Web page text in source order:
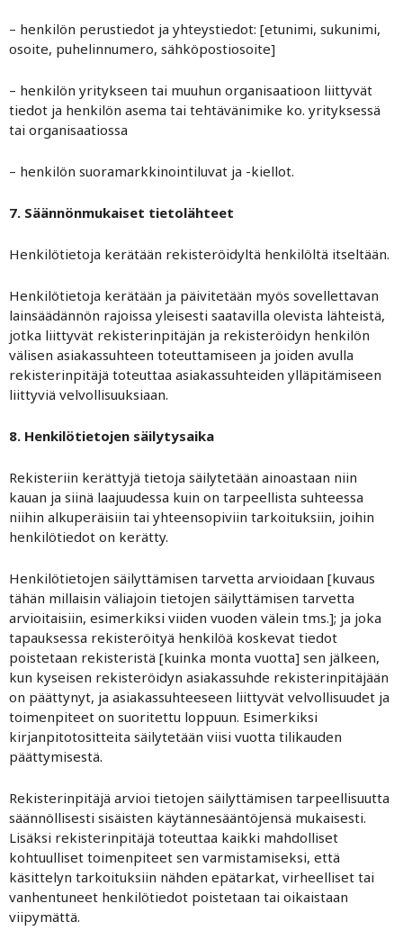
– henkilön perustiedot ja yhteystiedot: [etunimi, sukunimi,
osoite, puhelinnumero, sähköpostiosoite]
– henkilön yritykseen tai muuhun organisaatioon liittyvät
tiedot ja henkilön asema tai tehtävänimike ko. yrityksessä
tai organisaatiossa
– henkilön suoramarkkinointiluvat ja -kiellot.
7. Säännönmukaiset tietolähteet
Henkilötietoja kerätään rekisteröidyltä henkilöltä itseltään.
Henkilötietoja kerätään ja päivitetään myös sovellettavan
lainsäädännön rajoissa yleisesti saatavilla olevista lähteistä,
jotka liittyvät rekisterinpitäjän ja rekisteröidyn henkilön
välisen asiakassuhteen toteuttamiseen ja joiden avulla
rekisterinpitäjä toteuttaa asiakassuhteiden ylläpitämiseen
liittyviä velvollisuuksiaan.
8. Henkilötietojen säilytysaika
Rekisteriin kerättyjä tietoja säilytetään ainoastaan niin
kauan ja siinä laajuudessa kuin on tarpeellista suhteessa
niihin alkuperäisiin tai yhteensopiviin tarkoituksiin, joihin
henkilötiedot on kerätty.
Henkilötietojen säilyttämisen tarvetta arvioidaan [kuvaus
tähän millaisin väliajoin tietojen säilyttämisen tarvetta
arvioitaisiin, esimerkiksi viiden vuoden välein tms.]; ja joka
tapauksessa rekisteröityä henkilöä koskevat tiedot
poistetaan rekisteristä [kuinka monta vuotta] sen jälkeen,
kun kyseisen rekisteröidyn asiakassuhde rekisterinpitäjään
on päättynyt, ja asiakassuhteeseen liittyvät velvollisuudet ja
toimenpiteet on suoritettu loppuun. Esimerkiksi
kirjanpitotositteita säilytetään viisi vuotta tilikauden
päättymisestä.
Rekisterinpitäjä arvioi tietojen säilyttämisen tarpeellisuutta
säännöllisesti sisäisten käytännesääntöjensä mukaisesti.
Lisäksi rekisterinpitäjä toteuttaa kaikki mahdolliset
kohtuulliset toimenpiteet sen varmistamiseksi, että
käsittelyn tarkoituksiin nähden epätarkat, virheelliset tai
vanhentuneet henkilötiedot poistetaan tai oikaistaan
viipymättä.